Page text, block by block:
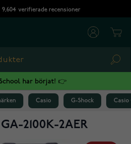
9,604 verifierade recensioner
har börjat! 👉
Casio G-Shock Casio
2100K-2AER